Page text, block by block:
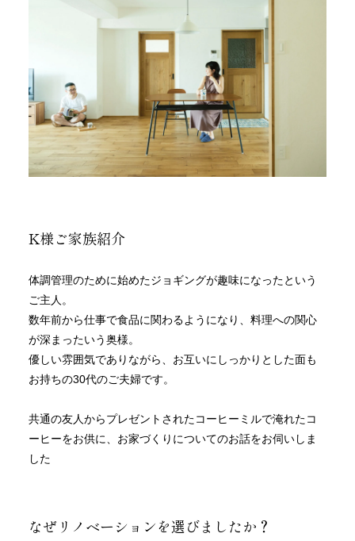
K様ご家族紹介
体調管理のために始めたジョギングが趣味になったという
ご主人。
数年前から仕事で食品に関わるようになり、料理への関心
が深まったいう奥様。
優しい雰囲気でありながら、お互いにしっかりとした面も
お持ちの30代のご夫婦です。
共通の友人からプレゼントされたコーヒーミルで淹れたコ
ーヒーをお供に、お家づくりについてのお話をお伺いしま
した
なぜリノベーションを選びましたか？